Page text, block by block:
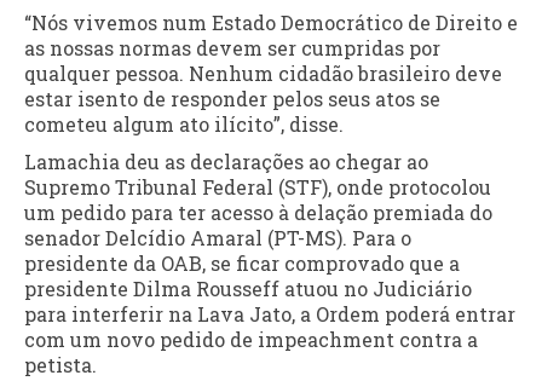
“Nós vivemos num Estado Democrático de Direito e
as nossas normas devem ser cumpridas por
qualquer pessoa. Nenhum cidadão brasileiro deve
estar isento de responder pelos seus atos se
cometeu algum ato ilícito”, disse.
Lamachia deu as declarações ao chegar ao
Supremo Tribunal Federal (STF), onde protocolou
um pedido para ter acesso à delação premiada do
senador Delcídio Amaral (PT-MS). Para o
presidente da OAB, se ficar comprovado que a
presidente Dilma Rousseff atuou no Judiciário
para interferir na Lava Jato, a Ordem poderá entrar
com um novo pedido de impeachment contra a
petista.